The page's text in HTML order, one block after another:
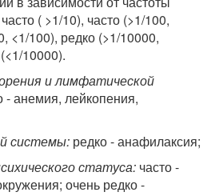
( >1/10), часто (>1/100,
<1/100), редко (>1/10000,
10000).
и лимфатической
- анемия, лейкопения,
системы: редко - анафилаксия;
статуса: часто -
очень редко -